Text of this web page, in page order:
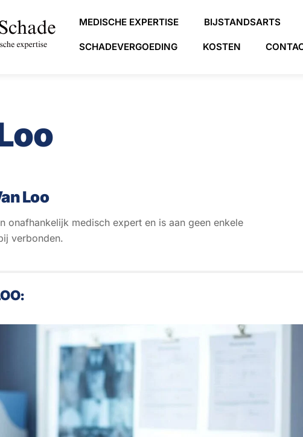
MEDISCHE EXPERTISE BIJSTANDSARTS
SCHADEVERGOEDING KOSTEN
Loo
onafhankelijk medisch expert en is aan geen enkele
verbonden.